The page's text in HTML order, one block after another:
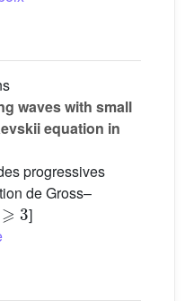
waves with small
equation in
progressives
de Gross–
3
]